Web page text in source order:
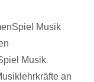
Musik
Musik
an